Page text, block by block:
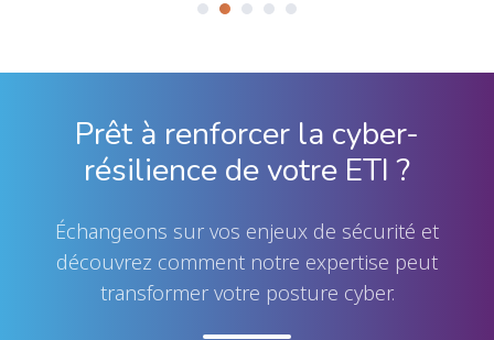
Prêt à renforcer la cyber-
résilience de votre ETI ?
Échangeons sur vos enjeux de sécurité et
découvrez comment notre expertise peut
transformer votre posture cyber.